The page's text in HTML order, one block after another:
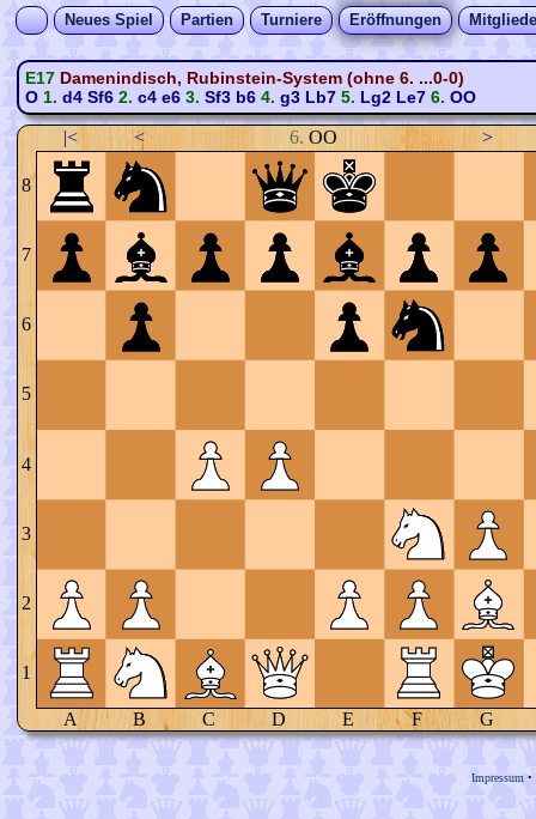
Neues Spiel Partien Turniere Eröffnungen
E17 Damenindisch, Rubinstein-System (ohne 6. ...0-0)
O1. d4 Sf62. c4 e63. Sf3 b64. g3 Lb75. Lg2 Le76. OO
|< < 6. OO >
8
7
6
5
4
3
2
1
A B C D E F G
Impressum •